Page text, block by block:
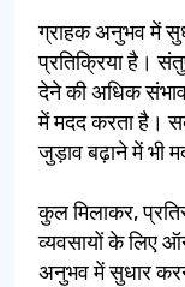
ग्राहक अनुभव में
प्रतिक्रिया है।
देने की अधिक
में मदद करता है।
जुड़ाव बढ़ाने में भी
कुल मिलाकर,
व्यवसायों के लिए
अनुभव में सुधार